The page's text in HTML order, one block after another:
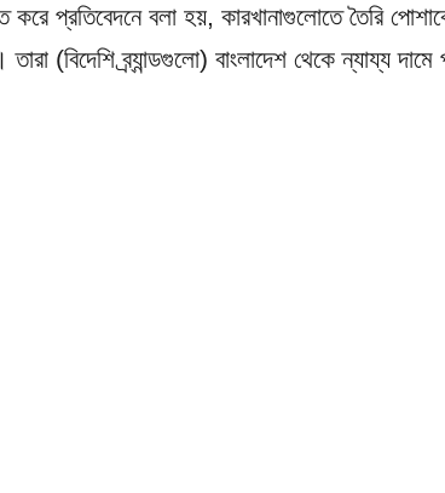
করে প্রতিবেদনে বলা হয়, কারখানাগুলোতে তৈরি
(বিদেশি ব্র্যান্ডগুলো) বাংলাদেশ থেকে ন্যায্য